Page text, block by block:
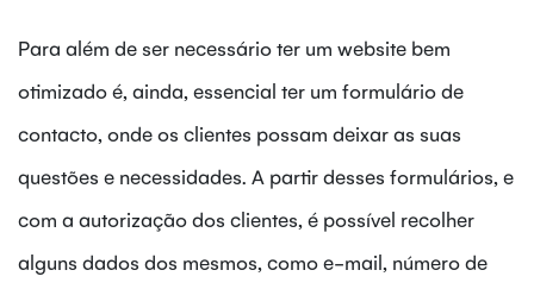
Para além de ser necessário ter um website bem
otimizado é, ainda, essencial ter um formulário de
contacto, onde os clientes possam deixar as suas
questões e necessidades. A partir desses formulários, e
com a autorização dos clientes, é possível recolher
alguns dados dos mesmos, como e-mail, número de